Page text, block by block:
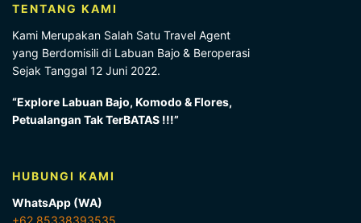
TENTANG KAMI
Kami Merupakan Salah Satu Travel Agent
yang Berdomisili di Labuan Bajo & Beroperasi
Sejak Tanggal 12 Juni 2022.
“Explore Labuan Bajo, Komodo & Flores,
Petualangan Tak TerBATAS !!!”
HUBUNGI KAMI
WhatsApp (WA)
+62 85338393535